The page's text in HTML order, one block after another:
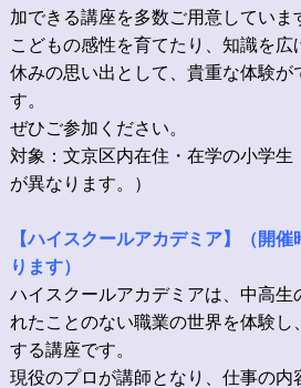
加できる講座を多数ご用意していま
こどもの感性を育てたり、知識を広
休みの思い出として、貴重な体験が
す。
ぜひご参加ください。
対象：文京区内在住・在学の小学生
が異なります。）
【ハイスクールアカデミア】（開
ります）
ハイスクールアカデミアは、中高生
れたことのない職業の世界を体験し
する講座です。
現役のプロが講師となり、仕事の内